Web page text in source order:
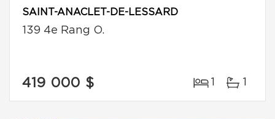
SAINT-ANACLET-DE-LESSARD
139 4e Rang O.
419 000 $ 1 1